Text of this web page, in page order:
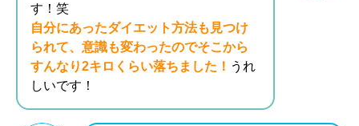
す！笑
自分にあったダイエット方法も見つけ
られて、意識も変わったのでそこから
すんなり2キロくらい落ちました！ うれ
しいです！